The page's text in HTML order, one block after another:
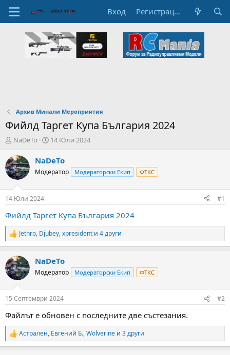
Вход Регистрация
Архив Минали Мероприятия
Фийлд Таргет Купа България 2024
А
т
о
р
н
а
т
е
а
т
а
NaDeTo
Н
ч
л
Д
а
а
14 Юли 2024
NaDeTo
Модератор Модераторски Екип ФТКС
14 Юли 2024 #1
Фийлд Таргет Купа България 2024
R
e
c
t
i
s
Jethro, Djubey,xpresident и 4 други
NaDeTo
Модератор Модераторски Екип ФТКС
15 Септември 2024 #2
Файлът е обновен с последните две състезания.
R
e
Астрален, Евгений Б.,Wolverine и 3 други